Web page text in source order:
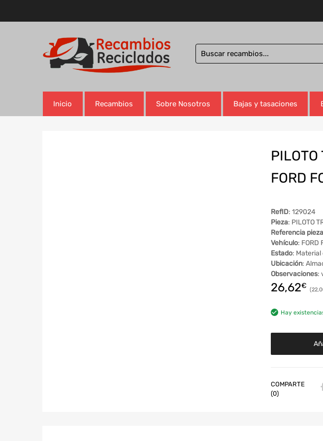
Inicio Recambios Sobre Nosotros Bajas y tasaciones
PILOTO
FORD
RefID: 129024
Pieza: PILOTO
Referencia pieza
Vehículo: FORD
Estado: Material
Ubicación:
Observaciones:
26,62€
Hay
COMPARTE
(0)